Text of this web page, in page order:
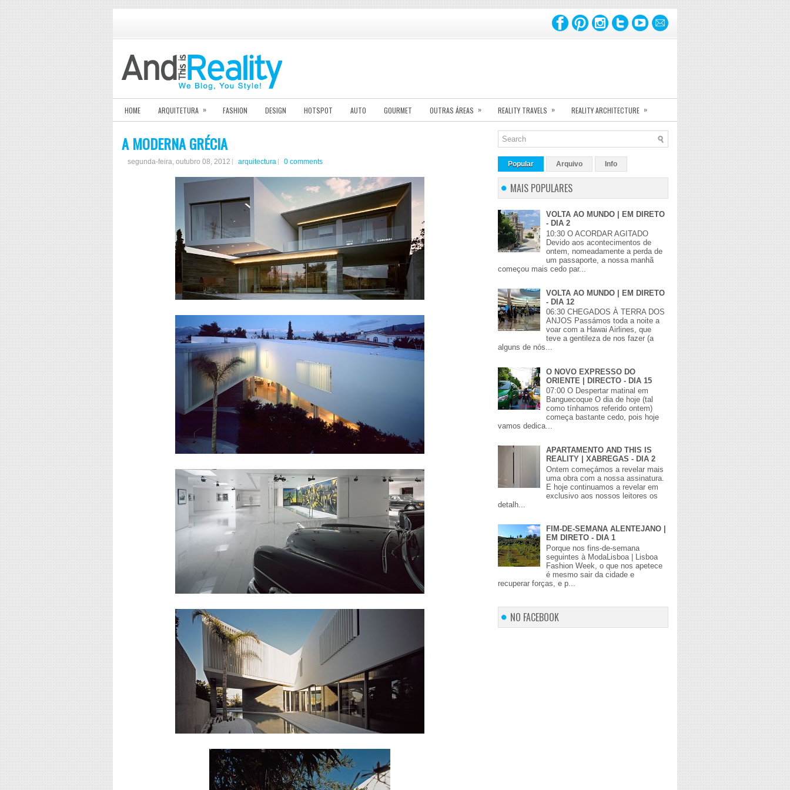
HOME ARQUITETURA » FASHION DESIGN HOTSPOT AUTO GOURMET OUTRAS ÁREAS » REALITY TRAVELS » REALITY ARCHITECTURE »
A MODERNA GRÉCIA
segunda-feira, outubro 08, 2012 arquitectura 0 comments Popular Arquivo Info
MAIS POPULARES
VOLTA AO MUNDO | EM DIRETO
- DIA 2
10:30 O ACORDAR AGITADO
Devido aos acontecimentos de
ontem, nomeadamente a perda de
um passaporte, a nossa manhã
começou mais cedo par...
VOLTA AO MUNDO | EM DIRETO
- DIA 12
06:30 CHEGADOS À TERRA DOS
ANJOS Passámos toda a noite a
voar com a Hawai Airlines, que
teve a gentileza de nos fazer (a
alguns de nós...
O NOVO EXPRESSO DO
ORIENTE | DIRECTO - DIA 15
07:00 O Despertar matinal em
Banguecoque O dia de hoje (tal
como tínhamos referido ontem)
começa bastante cedo, pois hoje
vamos dedica...
APARTAMENTO AND THIS IS
REALITY | XABREGAS - DIA 2
Ontem começámos a revelar mais
uma obra com a nossa assinatura.
E hoje continuamos a revelar em
exclusivo aos nossos leitores os
detalh...
FIM-DE-SEMANA ALENTEJANO |
EM DIRETO - DIA 1
Porque nos fins-de-semana
seguintes à ModaLisboa | Lisboa
Fashion Week, o que nos apetece
é mesmo sair da cidade e
recuperar forças, e p...
NO FACEBOOK